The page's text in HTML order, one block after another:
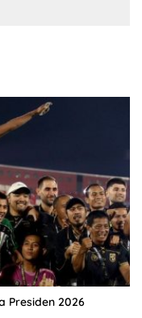
Presiden 2026